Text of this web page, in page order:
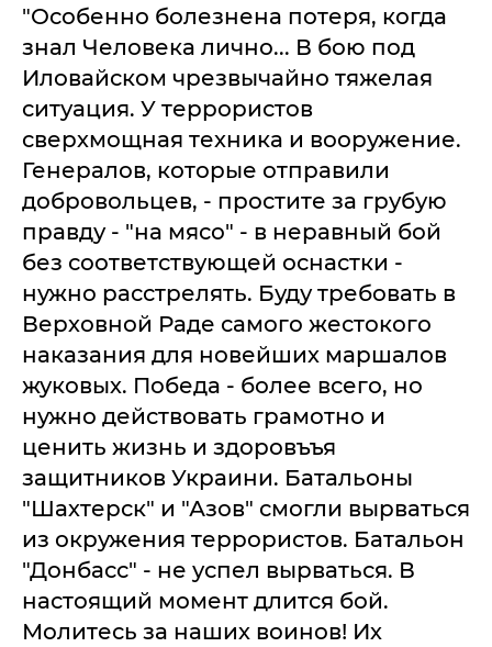
"Особенно болезнена потеря, когда
знал Человека лично... В бою под
Иловайском чрезвычайно тяжелая
ситуация. У террористов
сверхмощная техника и вооружение.
Генералов, которые отправили
добровольцев, - простите за грубую
правду - "на мясо" - в неравный бой
без соответствующей оснастки -
нужно расстрелять. Буду требовать в
Верховной Раде самого жестокого
наказания для новейших маршалов
жуковых. Победа - более всего, но
нужно действовать грамотно и
ценить жизнь и здоровъъя
защитников Украини. Батальоны
"Шахтерск" и "Азов" смогли вырваться
из окружения террористов. Батальон
"Донбасс" - не успел вырваться. В
настоящий момент длится бой.
Молитесь за наших воинов! Их